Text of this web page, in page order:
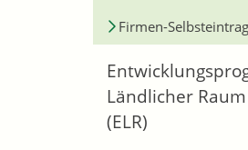
Firmen-Selbsteintrag
Ländlicher Raum
(ELR)